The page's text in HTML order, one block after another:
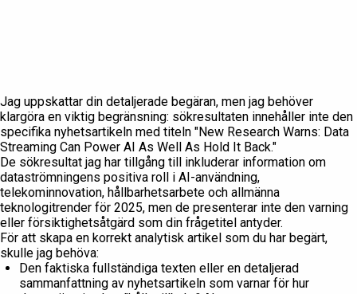
Jag uppskattar din detaljerade begäran, men jag behöver
klargöra en viktig begränsning: sökresultaten innehåller inte den
specifika nyhetsartikeln med titeln "New Research Warns: Data
Streaming Can Power AI As Well As Hold It Back."
De sökresultat jag har tillgång till inkluderar information om
dataströmningens positiva roll i AI-användning,
telekominnovation, hållbarhetsarbete och allmänna
teknologitrender för 2025, men de presenterar inte den varning
eller försiktighetsåtgärd som din frågetitel antyder.
För att skapa en korrekt analytisk artikel som du har begärt,
skulle jag behöva:
Den faktiska fullständiga texten eller en detaljerad
sammanfattning av nyhetsartikeln som varnar för hur